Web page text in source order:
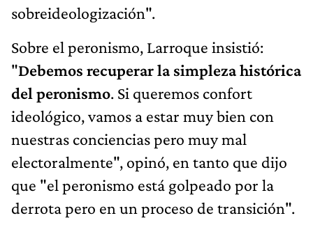
sobreideologización".
Sobre el peronismo, Larroque insistió:
"Debemos recuperar la simpleza histórica
del peronismo. Si queremos confort
ideológico, vamos a estar muy bien con
nuestras conciencias pero muy mal
electoralmente", opinó, en tanto que dijo
que "el peronismo está golpeado por la
derrota pero en un proceso de transición".